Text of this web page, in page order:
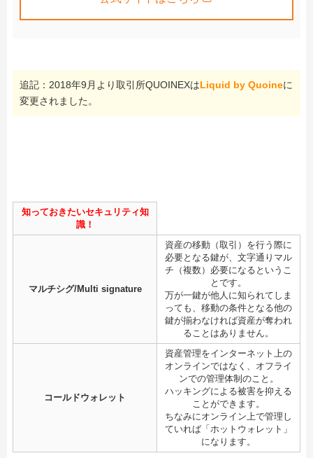
追記：2018年9月より取引所QUOINEXはLiquid by Quoineに
変更されました。
知っておきたいセキュリティ知
識！
マルチシグ/Multi signature
資産の移動（取引）を行う際に
必要となる鍵が、文字通りマル
チ（複数）必要になるというこ
とです。
万が一鍵が他人に知られてしま
っても、移動の条件となる他の
鍵が揃わなければ資産が奪われ
ることはありません。
コールドウォレット
資産管理をインターネット上の
オンラインではなく、オフライ
ンでの管理体制のこと。
ハッキングによる被害を抑える
ことができます。
ちなみにオンライン上で管理し
ていれば「ホットウォレット」
になります。